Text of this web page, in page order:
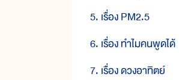
5. เรื่อง PM2.5
6. เรื่อง ทำไมคนพูดได้
7. เรื่อง ดวงอาทิตย์